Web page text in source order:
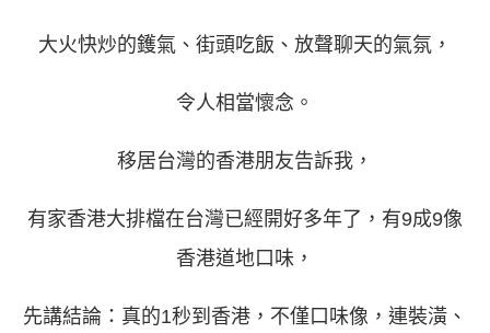
大火快炒的鑊氣、街頭吃飯、放聲聊天的氣氛，
令人相當懷念。
移居台灣的香港朋友告訴我，
有家香港大排檔在台灣已經開好多年了，有9成9像
香港道地口味，
先講結論：真的1秒到香港，不僅口味像，連裝潢、